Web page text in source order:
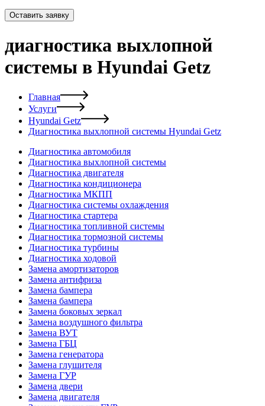
Оставить заявку
диагностика выхлопной
системы в Hyundai Getz
Главная
Услуги
Hyundai Getz
Диагностика выхлопной системы Hyundai Getz
Диагностика автомобиля
Диагностика выхлопной системы
Диагностика двигателя
Диагностика кондиционера
Диагностика МКПП
Диагностика системы охлаждения
Диагностика стартера
Диагностика топливной системы
Диагностика тормозной системы
Диагностика турбины
Диагностика ходовой
Замена амортизаторов
Замена антифриза
Замена бампера
Замена бампера
Замена боковых зеркал
Замена воздушного фильтра
Замена ВУТ
Замена ГБЦ
Замена генератора
Замена глушителя
Замена ГУР
Замена двери
Замена двигателя